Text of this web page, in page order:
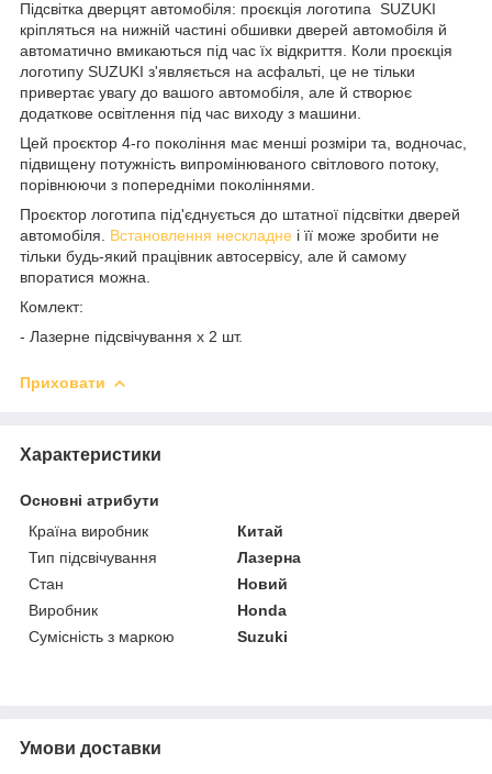
Підсвітка дверцят автомобіля: проєкція логотипа SUZUKI
кріпляться на нижній частині обшивки дверей автомобіля й
автоматично вмикаються під час їх відкриття. Коли проєкція
логотипу SUZUKI з'являється на асфальті, це не тільки
привертає увагу до вашого автомобіля, але й створює
додаткове освітлення під час виходу з машини.
Цей проєктор 4-го покоління має менші розміри та, водночас,
підвищену потужність випромінюваного світлового потоку,
порівнюючи з попередніми поколіннями.
Проєктор логотипа під'єднується до штатної підсвітки дверей
автомобіля. Встановлення нескладне і її може зробити не
тільки будь-який працівник автосервісу, але й самому
впоратися можна.
Комлект:
- Лазерне підсвічування х 2 шт.
Приховати
Характеристики
Основні атрибути
Країна виробник
Китай
Тип підсвічування
Лазерна
Стан
Новий
Виробник
Honda
Сумісність з маркою
Suzuki
Умови доставки